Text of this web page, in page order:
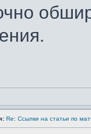
Re: Ссылки на статьи по